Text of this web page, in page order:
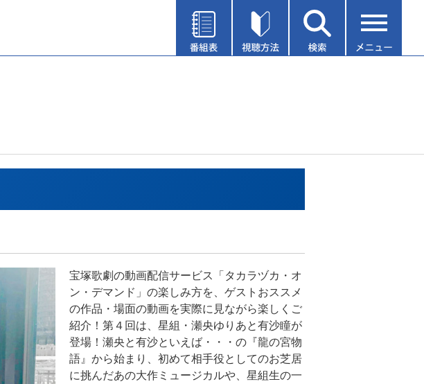
宝塚歌劇の動画配信サービス「タカラヅカ・オ
ン・デマンド」の楽しみ方を、ゲストおススメ
の作品・場面の動画を実際に見ながら楽しくご
紹介！第４回は、星組・瀬央ゆりあと有沙瞳が
登場！瀬央と有沙といえば・・・の『龍の宮物
語』から始まり、初めて相手役としてのお芝居
に挑んだあの大作ミュージカルや、星組生の一